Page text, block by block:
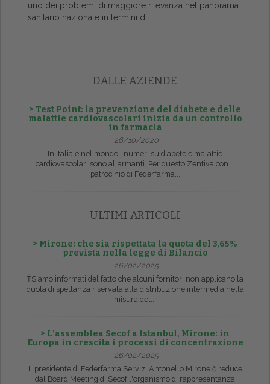
uno dei problemi di maggiore rilevanza nel panorama
sanitario nazionale in termini di...
DALLE AZIENDE
> Test Point: la prevenzione del diabete e delle
malattie cardiovascolari inizia da un controllo
in farmacia
26/10/2020
In Italia e nel mondo i numeri su diabete e malattie
cardiovascolari sono allarmanti. Per questo Zentiva con il
patrocinio di Federfarma...
ULTIMI ARTICOLI
> Mirone: che sia rispettata la quota del 3,65%
prevista nella legge di Bilancio
26/02/2025
ŤSiamo informati del fatto che alcuni fornitori non applicano la
quota di spettanza riservata alla distribuzione intermedia nella
misura del...
> L’assemblea Secof a Istanbul, Mirone: in
Europa in crescita i processi di concentrazione
26/02/2025
Il presidente di Federfarma Servizi Antonello Mirone č reduce
dal Board Meeting di Secof l'organismo di rappresentanza